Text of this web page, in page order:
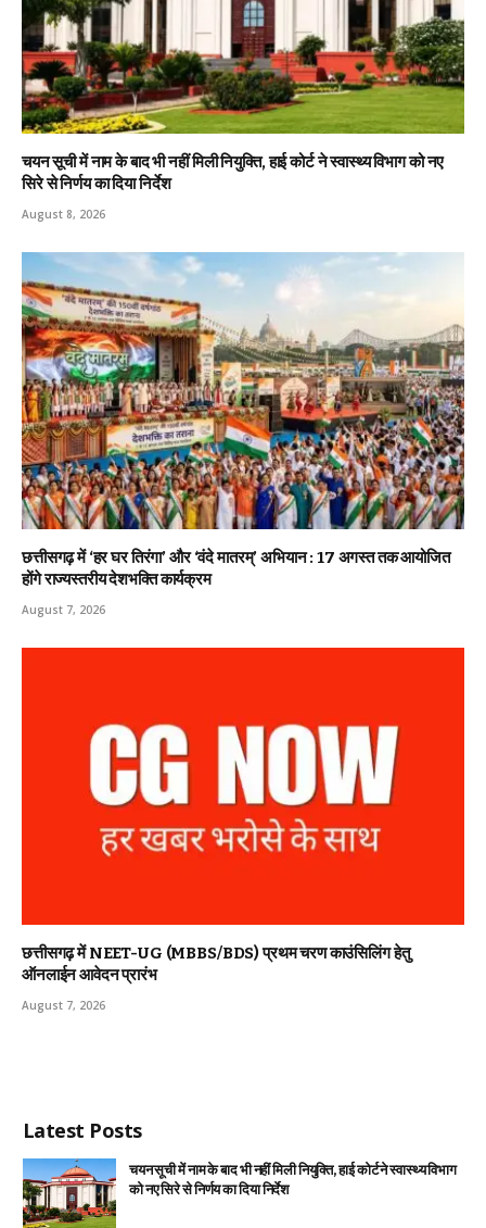
चयन सूची में नाम के बाद भी नहीं मिली नियुक्ति, हाई कोर्ट ने स्वास्थ्य विभाग को नए
सिरे से निर्णय का दिया निर्देश
August 8, 2026
छत्तीसगढ़ में ‘हर घर तिरंगा’ और ‘वंदे मातरम्’ अभियान : 17 अगस्त तक आयोजित
होंगे राज्यस्तरीय देशभक्ति कार्यक्रम
August 7, 2026
छत्तीसगढ़ में NEET-UG (MBBS/BDS) प्रथम चरण काउंसिलिंग हेतु
ऑनलाईन आवेदन प्रारंभ
August 7, 2026
Latest Posts
चयन सूची में नाम के बाद भी नहीं मिली नियुक्ति, हाई कोर्ट ने स्वास्थ्य विभाग
को नए सिरे से निर्णय का दिया निर्देश